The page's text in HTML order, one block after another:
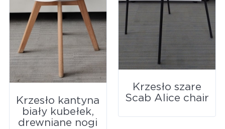
Krzesło kantyna
biały kubełek,
drewniane nogi
Krzesło szare
Scab Alice chair